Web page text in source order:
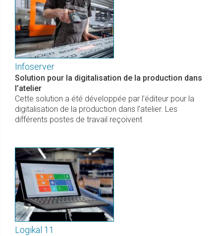
Infoserver
Solution pour la digitalisation de la production dans
l’atelier
Cette solution a été développée par l’éditeur pour la
digitalisation de la production dans l’atelier. Les
différents postes de travail reçoivent
Logikal 11